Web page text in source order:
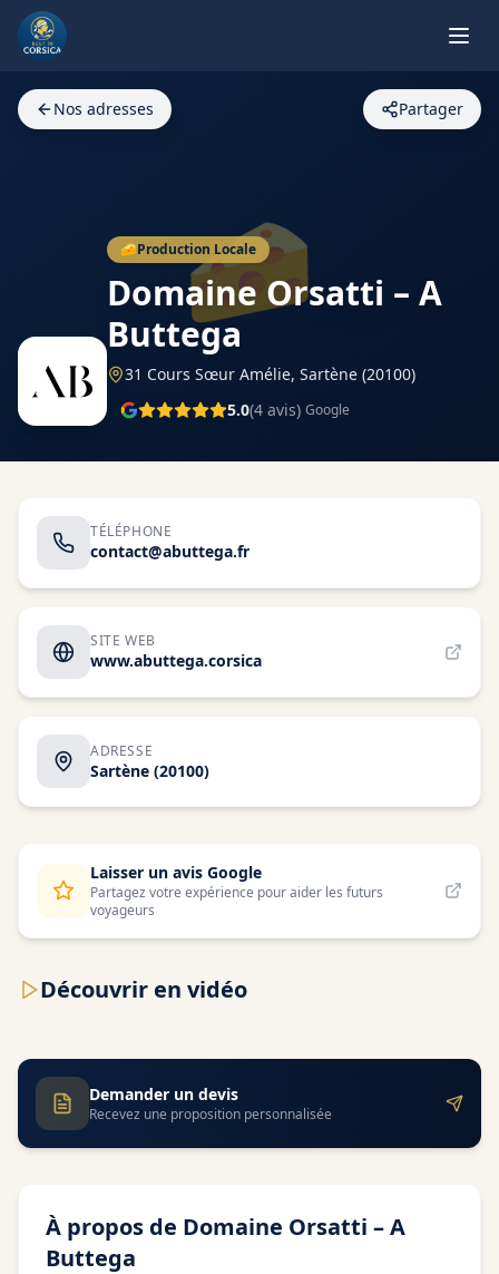
🧀
Nos adresses Partager
🧀Production Locale
Domaine Orsatti – A
Buttega
31 Cours Sœur Amélie, Sartène (20100)
5.0(4 avis) Google
TÉLÉPHONE
contact@abuttega.fr
SITE WEB
www.abuttega.corsica
ADRESSE
Sartène (20100)
Laisser un avis Google
Partagez votre expérience pour aider les futurs
voyageurs
Découvrir en vidéo
Demander un devis
Recevez une proposition personnalisée
À propos de Domaine Orsatti – A
Buttega